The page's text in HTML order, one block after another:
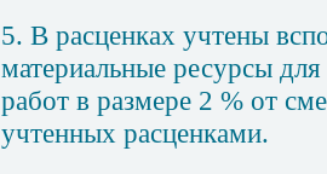
5. В расценках учтены
материальные ресурсы
работ в размере 2 % от
учтенных расценками.